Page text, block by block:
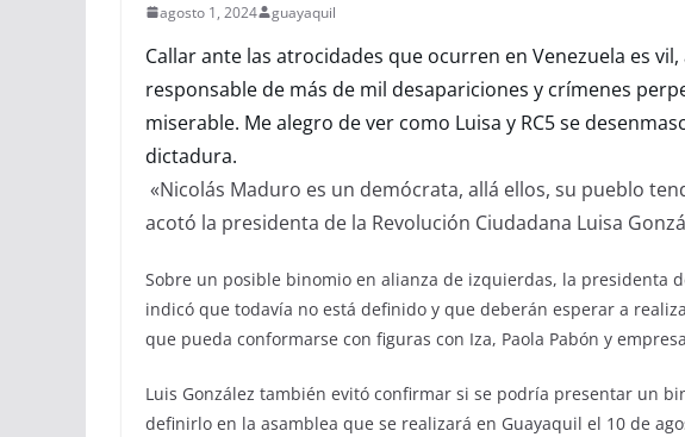
agosto 1, 2024 guayaquil
Callar ante las atrocidades que ocurren en Venezuela es
responsable de más de mil desapariciones y crímenes
miserable. Me alegro de ver como Luisa y RC5 se
dictadura.
«Nicolás Maduro es un demócrata, allá ellos, su pueblo
acotó la presidenta de la Revolución Ciudadana Luisa
Sobre un posible binomio en alianza de izquierdas, la presidenta
indicó que todavía no está definido y que deberán esperar a
que pueda conformarse con figuras con Iza, Paola Pabón y
Luis González también evitó confirmar si se podría presentar un
definirlo en la asamblea que se realizará en Guayaquil el 10 de